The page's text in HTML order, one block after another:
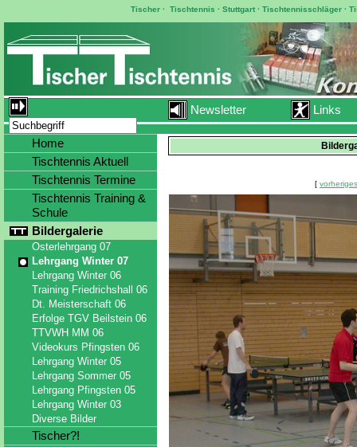
Tischer ·Tischtennis ·Stuttgart ·Tischtennisschläger ·
Newsletter Links
[
Home
Tischtennis Aktuell
Tischtennis Termine
Tischtennis Training &
Schule
Bildergalerie
Osterlehrgang 07
Lehrgang Winter 07
Lehrgang Winter 06
Training Friedrichshall 06
Dt. Meisterschaft 06
Erfolge TGV Beilstein 06
TTVWH MM 06
Videokurs Pfingsten 06
Lehrgang Winter 05
Lehrgang Sommer 05
Lehrgang Pfingsten 05
Lehrgang Winter 03
Diverse Bilder
Tischer?!